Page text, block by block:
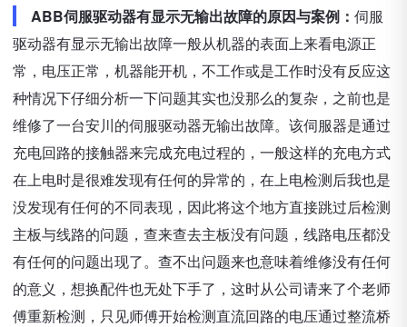
ABB伺服驱动器有显示无输出故障的原因与案例： 伺服
驱动器有显示无输出故障一般从机器的表面上来看电源正
常，电压正常，机器能开机，不工作或是工作时没有反应这
种情况下仔细分析一下问题其实也没那么的复杂，之前也是
维修了一台安川的伺服驱动器无输出故障。该伺服器是通过
充电回路的接触器来完成充电过程的，一般这样的充电方式
在上电时是很难发现有任何的异常的，在上电检测后我也是
没发现有任何的不同表现，因此将这个地方直接跳过后检测
主板与线路的问题，查来查去主板没有问题，线路电压都没
有任何的问题出现了。查不出问题来也意味着维修没有任何
的意义，想换配件也无处下手了，这时从公司请来了个老师
傅重新检测，只见师傅开始检测直流回路的电压通过整流桥